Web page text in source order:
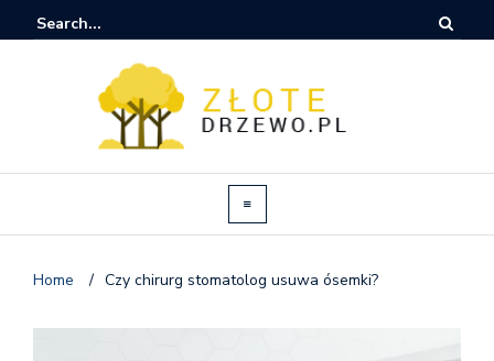
Home / Czy chirurg stomatolog usuwa ósemki?